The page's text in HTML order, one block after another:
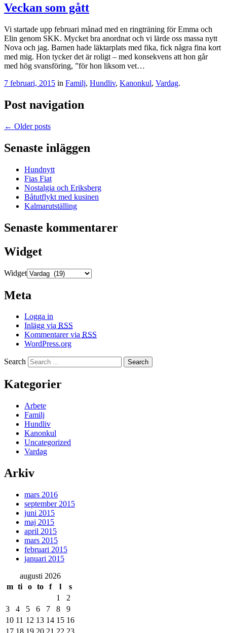
Veckan som gått
Vi startade upp februari månad med en ringträning för Emma och
Elin genom SKK. Mycket bra anordnat och vi lärde oss massa nytt
Nova och jag. Barnen hade läktarplats med fika, fick några fina kort
med mig. Hon tycker det är roligt – med konsekvens att hon går
med hög svansföring, ”för hon liksom vet…
7 februari, 2015 in Familj, Hundliv, Kanonkul, Vardag.
Post navigation
← Older posts
Senaste inläggen
Hundnytt
Fias Fiat
Nostalgia och Eriksberg
Båtutflykt med kusinen
Kalmarutställing
Senaste kommentarer
Widget
Widget
Meta
Logga in
Inlägg via RSS
Kommentarer via RSS
WordPress.org
Search
Kategorier
Arbete
Familj
Hundliv
Kanonkul
Uncategorized
Vardag
Arkiv
mars 2016
september 2015
juni 2015
maj 2015
april 2015
mars 2015
februari 2015
januari 2015
augusti 2026
m ti o to f l
s
1
2
3
4 5 6 7 8
9
10 11 12 13 14 15 16
17 18 19 20 21 22 23